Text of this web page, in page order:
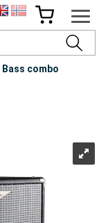
Bass combo